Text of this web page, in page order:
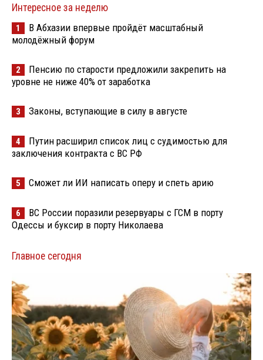
Интересное за неделю
1
В Абхазии впервые пройдёт масштабный
молодёжный форум
2
Пенсию по старости предложили закрепить на
уровне не ниже 40% от заработка
3 Законы, вступающие в силу в августе
4
Путин расширил список лиц с судимостью для
заключения контракта с ВС РФ
5 Сможет ли ИИ написать оперу и спеть арию
6
ВС России поразили резервуары с ГСМ в порту
Одессы и буксир в порту Николаева
Главное сегодня